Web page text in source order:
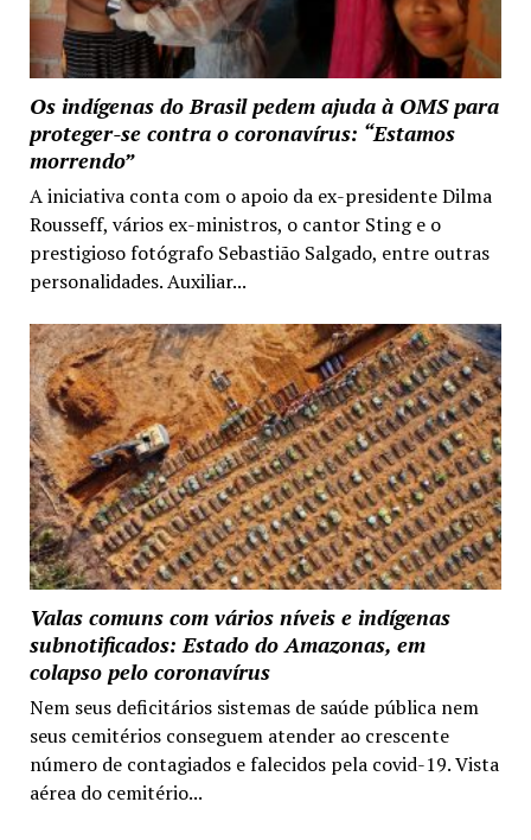
Os indígenas do Brasil pedem ajuda à OMS para
proteger-se contra o coronavírus: “Estamos
morrendo”
A iniciativa conta com o apoio da ex-presidente Dilma
Rousseff, vários ex-ministros, o cantor Sting e o
prestigioso fotógrafo Sebastião Salgado, entre outras
personalidades. Auxiliar...
Valas comuns com vários níveis e indígenas
subnotificados: Estado do Amazonas, em
colapso pelo coronavírus
Nem seus deficitários sistemas de saúde pública nem
seus cemitérios conseguem atender ao crescente
número de contagiados e falecidos pela covid-19. Vista
aérea do cemitério...